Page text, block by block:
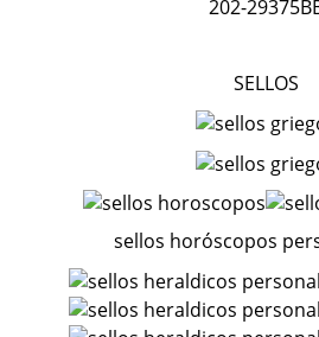
202-
SELLOS
sellos horóscopos